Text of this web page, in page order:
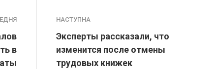
в
НАСТУПНА
Эксперты рассказали, что
изменится после отмены
трудовых книжек